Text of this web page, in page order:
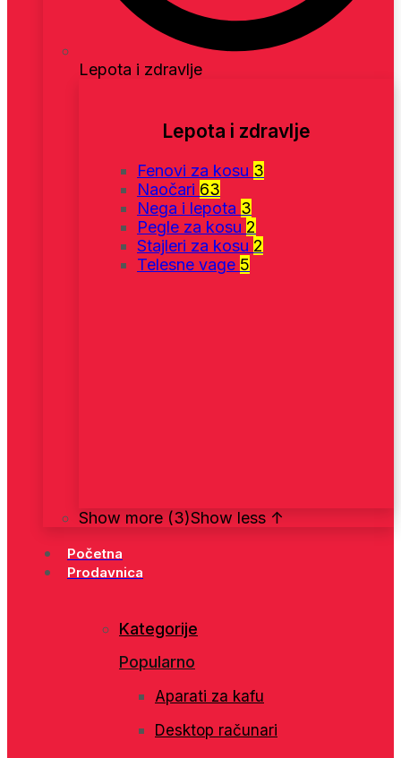
Lepota i zdravlje
Lepota i zdravlje
Fenovi za kosu 3
Naočari 63
Nega i lepota 3
Pegle za kosu 2
Stajleri za kosu 2
Telesne vage 5
Show more (3)Show less ↑
Početna
Prodavnica
Kategorije
Popularno
Aparati za kafu
Desktop računari